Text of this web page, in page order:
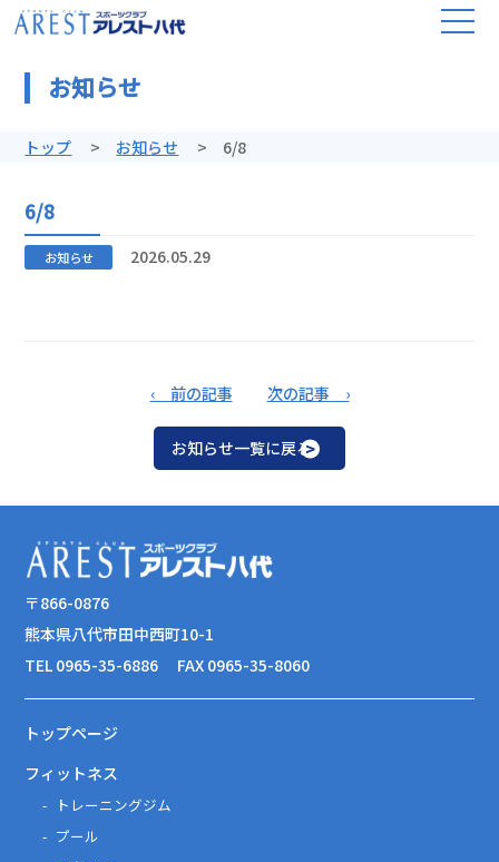
お知らせ
トップ お知らせ 6/8
6/8
お知らせ 2026.05.29
‹ 前の記事 次の記事 ›
お知らせ一覧に戻る
〒866-0876
熊本県八代市田中西町10-1
TEL 0965-35-6886
FAX 0965-35-8060
トップページ
フィットネス
トレーニングジム
プール